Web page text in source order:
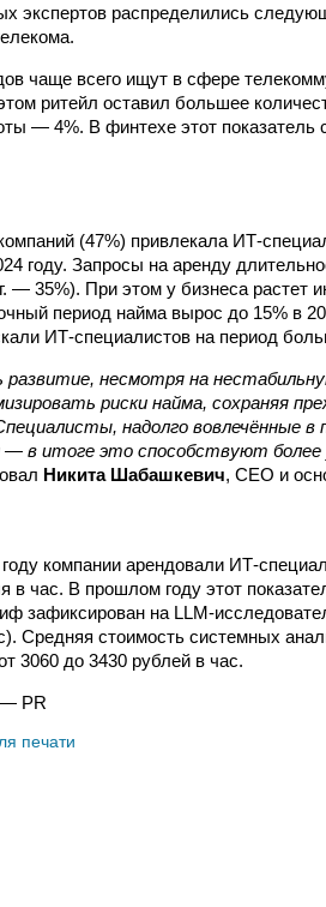
экспертов распределились
чаще всего ищут в сфере
ритейл оставил большее
— 4%. В финтехе этот показатель
(47%) привлекала ИТ-
году. Запросы на аренду
— 35%). При этом у бизнеса растет
период найма вырос до 15% в
ИТ-специалистов на период
развитие, несмотря на
риски найма, сохраняя
надолго вовлечённые
— в итоге это способствуют
Никита Шабашкевич, CEO и
году компании арендовали ИТ-
в час. В прошлом году этот
зафиксирован на LLM-
Средняя стоимость системных
3060 до 3430 рублей в час.
— PR
печати